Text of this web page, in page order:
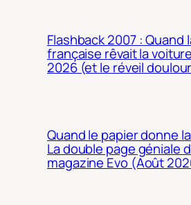
Flashback 2007 : Quand
française rêvait la
2026 (et le réveil
Quand le papier donne
La double page géniale
magazine Evo (Août